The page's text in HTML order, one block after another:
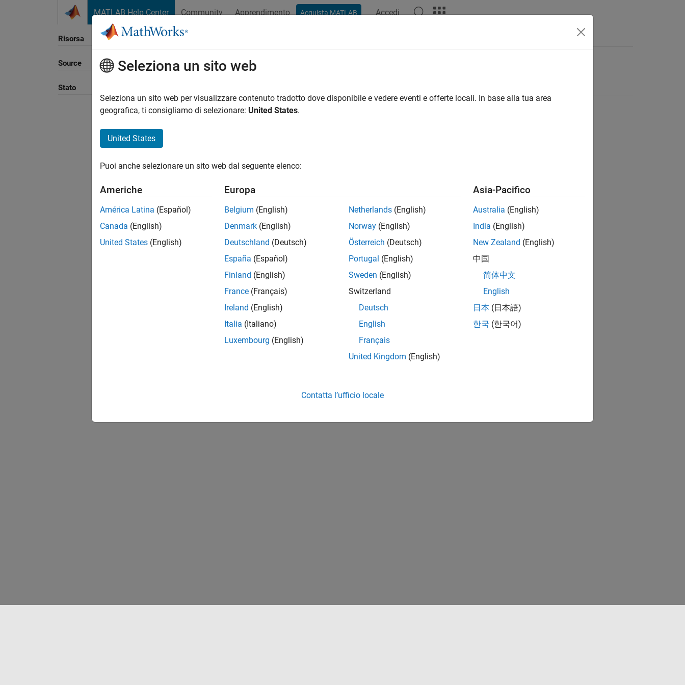
MATLAB Help Center Community Apprendimento Acquista MATLAB Accedi
Risorsa
Source
Stato
Ordina per
Seleziona un sito web
Seleziona un sito web per visualizzare contenuto tradotto dove disponibile e vedere eventi e offerte locali. In base alla tua area
geografica, ti consigliamo di selezionare: United States.
United States
Puoi anche selezionare un sito web dal seguente elenco:
Americhe
América Latina (Español)
Canada (English)
United States (English)
Europa
Belgium (English)
Denmark (English)
Deutschland (Deutsch)
España (Español)
Finland (English)
France (Français)
Ireland (English)
Italia (Italiano)
Luxembourg (English)
Netherlands (English)
Norway (English)
Österreich (Deutsch)
Portugal (English)
Sweden (English)
Switzerland
Deutsch
English
Français
United Kingdom (English)
Asia-Pacifico
Australia (English)
India (English)
New Zealand (English)
中国
简体中文
English
日本 (日本語)
한국 (한국어)
Contatta l’ufficio locale